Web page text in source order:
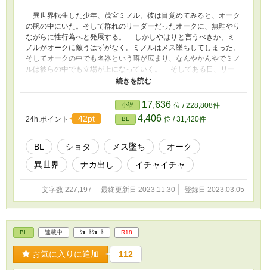
異世界転生した少年、茂宮ミノル。彼は目覚めてみると、オーク
の腕の中にいた。そして群れのリーダーだったオークに、無理やり
ながらに性行為へと発展する。 しかしやはりと言うべきか、ミ
ノルがオークに敵うはずがなく。ミノルはメス墜ちしてしまった。
そしてオークの中でも名器という噂が広まり、なんやかんやでミノ
ルは彼らの中でも立場が上になっていく。 そしてある日、リー
ダーのオークがミノルに結婚を申し入れた。しかしそれをキッカケ
に、オークの中でミノルの奪い合いが始まってしまい……。 （の
んびりペースで更新してます、すみません（汗））
24h.ポイント 42pt
小説 17,636 位 / 228,808件
BL 4,406 位 / 31,420件
BL ショタ メス墜ち
オーク
異世界
ナカ出し イチャイチャ
文字数 227,197 最終更新日 2023.11.30 登録日 2023.03.05
BL 連載中 ｼｮｰﾄｼｮｰﾄ R18
お気に入りに追加 112